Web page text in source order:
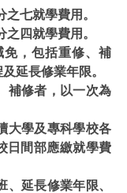
七就學費用。
四就學費用。
，包括重修、補
延長修業年限。
補修者，以一次為
大學及專科學校各
日間部應繳就學費
延長修業年限、